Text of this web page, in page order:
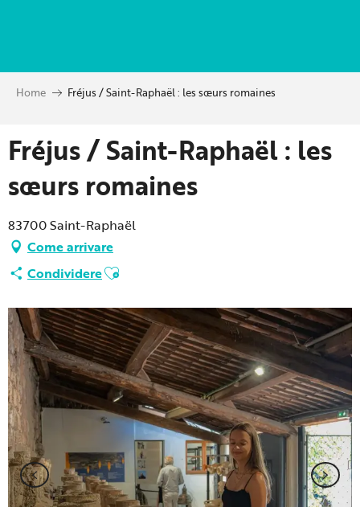
principal
Home Fréjus / Saint-Raphaël : les sœurs romaines
Fréjus / Saint-Raphaël : les
sœurs romaines
83700 Saint-Raphaël
Come arrivare
CondividereAjouter aux favoris